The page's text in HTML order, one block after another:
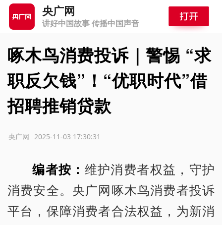
央广网
讲好中国故事 传播中国声音
啄木鸟消费投诉｜警惕 “求
职反欠钱”！“优职时代”借
招聘推销贷款
2025-11-03 17:30:31
央广网
编者按： 维护消费者权益，守护
消费安全。央广网啄木鸟消费者投诉
平台，保障消费者合法权益，为新消